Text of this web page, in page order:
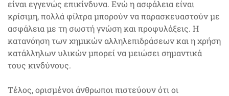
είναι εγγενώς επικίνδυνα. Ενώ η ασφάλεια είναι
κρίσιμη, πολλά φίλτρα μπορούν να παρασκευαστούν με
ασφάλεια με τη σωστή γνώση και προφυλάξεις. Η
κατανόηση των χημικών αλληλεπιδράσεων και η χρήση
κατάλληλων υλικών μπορεί να μειώσει σημαντικά
τους κινδύνους.
Τέλος, ορισμένοι άνθρωποι πιστεύουν ότι οι